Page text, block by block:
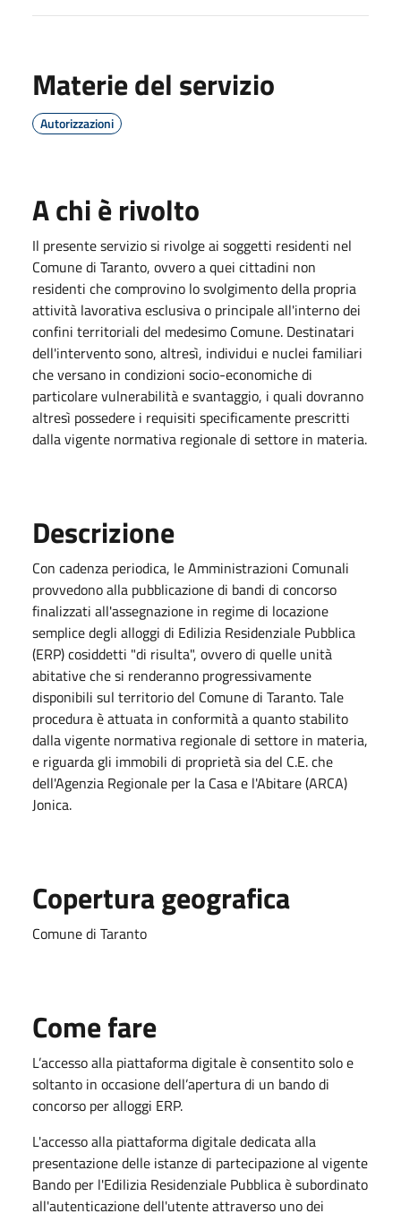
Materie del servizio
Autorizzazioni
A chi è rivolto
Il presente servizio si rivolge ai soggetti residenti nel
Comune di Taranto, ovvero a quei cittadini non
residenti che comprovino lo svolgimento della propria
attività lavorativa esclusiva o principale all'interno dei
confini territoriali del medesimo Comune. Destinatari
dell'intervento sono, altresì, individui e nuclei familiari
che versano in condizioni socio-economiche di
particolare vulnerabilità e svantaggio, i quali dovranno
altresì possedere i requisiti specificamente prescritti
dalla vigente normativa regionale di settore in materia.
Descrizione
Con cadenza periodica, le Amministrazioni Comunali
provvedono alla pubblicazione di bandi di concorso
finalizzati all'assegnazione in regime di locazione
semplice degli alloggi di Edilizia Residenziale Pubblica
(ERP) cosiddetti "di risulta", ovvero di quelle unità
abitative che si renderanno progressivamente
disponibili sul territorio del Comune di Taranto. Tale
procedura è attuata in conformità a quanto stabilito
dalla vigente normativa regionale di settore in materia,
e riguarda gli immobili di proprietà sia del C.E. che
dell'Agenzia Regionale per la Casa e l'Abitare (ARCA)
Jonica.
Copertura geografica
Comune di Taranto
Come fare
L’accesso alla piattaforma digitale è consentito solo e
soltanto in occasione dell’apertura di un bando di
concorso per alloggi ERP.
L'accesso alla piattaforma digitale dedicata alla
presentazione delle istanze di partecipazione al vigente
Bando per l'Edilizia Residenziale Pubblica è subordinato
all'autenticazione dell'utente attraverso uno dei